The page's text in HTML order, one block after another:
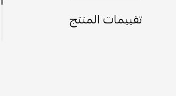
تقييمات المنتج